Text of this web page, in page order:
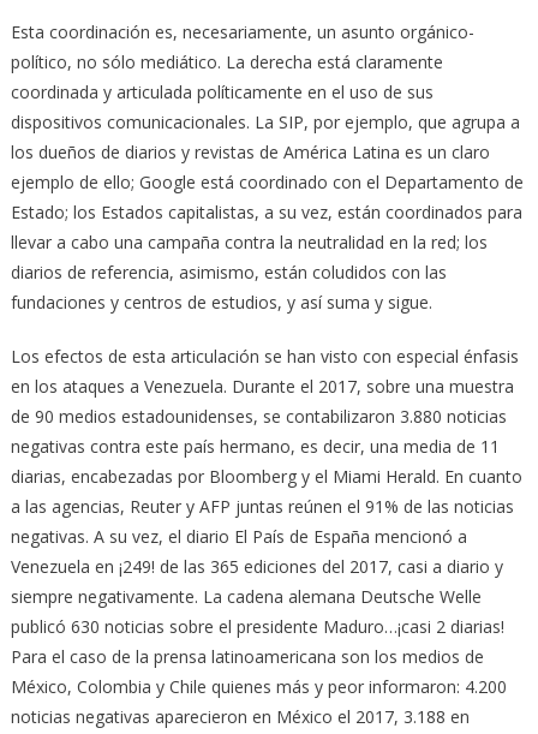
Esta coordinación es, necesariamente, un asunto orgánico-
político, no sólo mediático. La derecha está claramente
coordinada y articulada políticamente en el uso de sus
dispositivos comunicacionales. La SIP, por ejemplo, que agrupa a
los dueños de diarios y revistas de América Latina es un claro
ejemplo de ello; Google está coordinado con el Departamento de
Estado; los Estados capitalistas, a su vez, están coordinados para
llevar a cabo una campaña contra la neutralidad en la red; los
diarios de referencia, asimismo, están coludidos con las
fundaciones y centros de estudios, y así suma y sigue.
Los efectos de esta articulación se han visto con especial énfasis
en los ataques a Venezuela. Durante el 2017, sobre una muestra
de 90 medios estadounidenses, se contabilizaron 3.880 noticias
negativas contra este país hermano, es decir, una media de 11
diarias, encabezadas por Bloomberg y el Miami Herald. En cuanto
a las agencias, Reuter y AFP juntas reúnen el 91% de las noticias
negativas. A su vez, el diario El País de España mencionó a
Venezuela en ¡249! de las 365 ediciones del 2017, casi a diario y
siempre negativamente. La cadena alemana Deutsche Welle
publicó 630 noticias sobre el presidente Maduro…¡casi 2 diarias!
Para el caso de la prensa latinoamericana son los medios de
México, Colombia y Chile quienes más y peor informaron: 4.200
noticias negativas aparecieron en México el 2017, 3.188 en